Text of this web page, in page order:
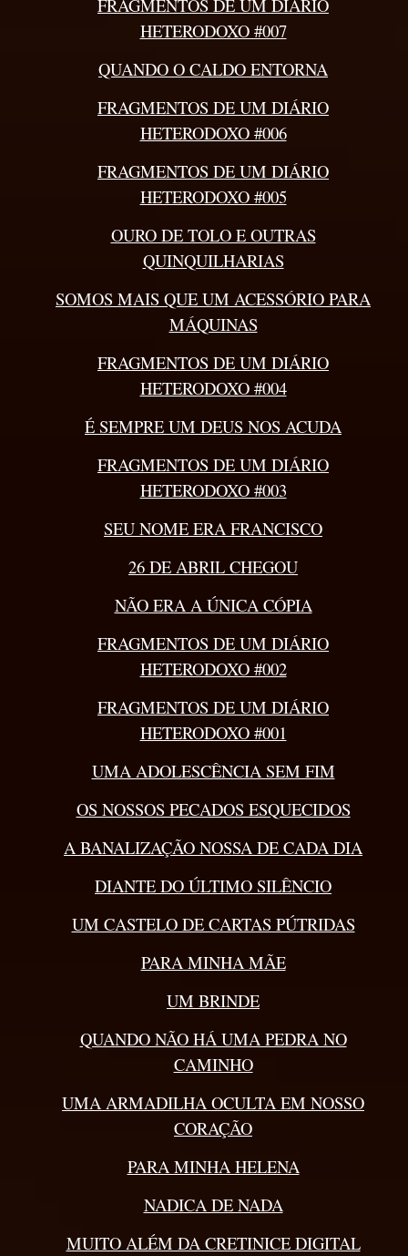
FRAGMENTOS DE UM DIÁRIO
HETERODOXO #007
QUANDO O CALDO ENTORNA
FRAGMENTOS DE UM DIÁRIO
HETERODOXO #006
FRAGMENTOS DE UM DIÁRIO
HETERODOXO #005
OURO DE TOLO E OUTRAS
QUINQUILHARIAS
SOMOS MAIS QUE UM ACESSÓRIO PARA
MÁQUINAS
FRAGMENTOS DE UM DIÁRIO
HETERODOXO #004
É SEMPRE UM DEUS NOS ACUDA
FRAGMENTOS DE UM DIÁRIO
HETERODOXO #003
SEU NOME ERA FRANCISCO
26 DE ABRIL CHEGOU
NÃO ERA A ÚNICA CÓPIA
FRAGMENTOS DE UM DIÁRIO
HETERODOXO #002
FRAGMENTOS DE UM DIÁRIO
HETERODOXO #001
UMA ADOLESCÊNCIA SEM FIM
OS NOSSOS PECADOS ESQUECIDOS
A BANALIZAÇÃO NOSSA DE CADA DIA
DIANTE DO ÚLTIMO SILÊNCIO
UM CASTELO DE CARTAS PÚTRIDAS
PARA MINHA MÃE
UM BRINDE
QUANDO NÃO HÁ UMA PEDRA NO
CAMINHO
UMA ARMADILHA OCULTA EM NOSSO
CORAÇÃO
PARA MINHA HELENA
NADICA DE NADA
MUITO ALÉM DA CRETINICE DIGITAL